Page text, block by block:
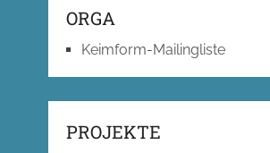
ORGA
Keimform-Mailingliste
PROJEKTE